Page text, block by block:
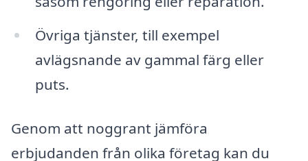
Övriga tjänster, till exempel
avlägsnande av gammal färg eller
puts.
Genom att noggrant jämföra
erbjudanden från olika företag kan du